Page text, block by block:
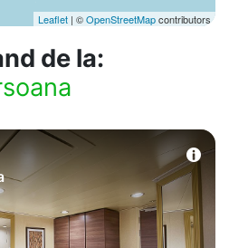
Leaflet | ©OpenStreetMapcontributors
de la: